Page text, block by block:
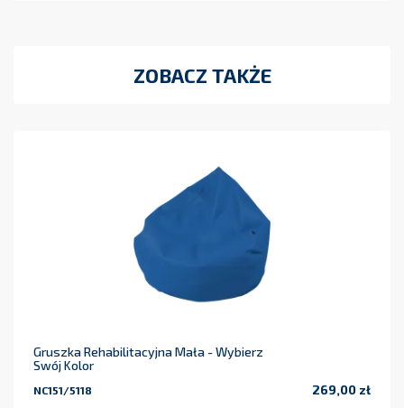
ZOBACZ TAKŻE
Gruszka Rehabilitacyjna Mała - Wybierz
Swój Kolor
NC151/5118 269,00 zł